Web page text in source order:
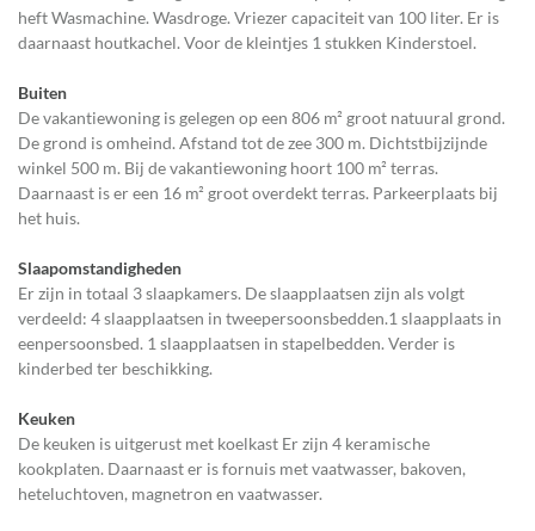
heft Wasmachine. Wasdroge. Vriezer capaciteit van 100 liter. Er is
daarnaast houtkachel. Voor de kleintjes 1 stukken Kinderstoel.
Buiten
De vakantiewoning is gelegen op een 806 m² groot natuural grond.
De grond is omheind. Afstand tot de zee 300 m. Dichtstbijzijnde
winkel 500 m. Bij de vakantiewoning hoort 100 m² terras.
Daarnaast is er een 16 m² groot overdekt terras. Parkeerplaats bij
het huis.
Slaapomstandigheden
Er zijn in totaal 3 slaapkamers. De slaapplaatsen zijn als volgt
verdeeld: 4 slaapplaatsen in tweepersoonsbedden.1 slaapplaats in
eenpersoonsbed. 1 slaapplaatsen in stapelbedden. Verder is
kinderbed ter beschikking.
Keuken
De keuken is uitgerust met koelkast Er zijn 4 keramische
kookplaten. Daarnaast er is fornuis met vaatwasser, bakoven,
heteluchtoven, magnetron en vaatwasser.